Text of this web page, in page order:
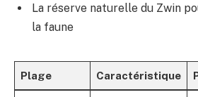
La réserve naturelle du Zwin
la faune
Plage Caractéristique